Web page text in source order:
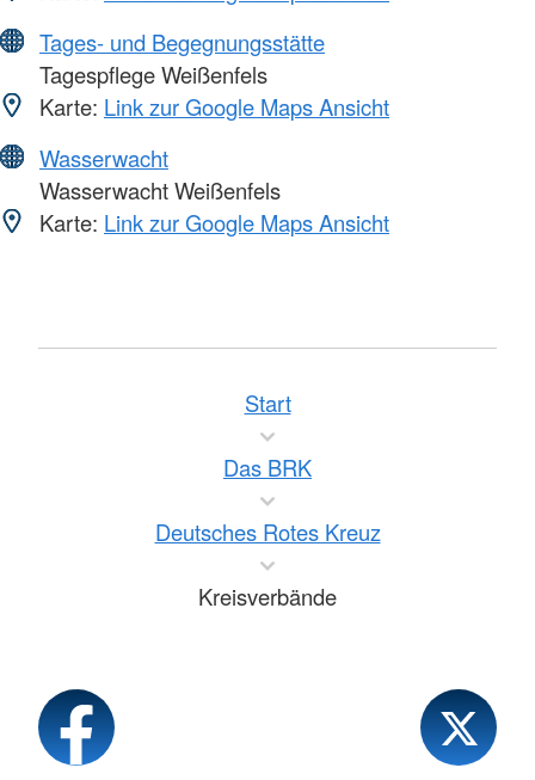
Tages- und Begegnungsstätte
Tagespflege Weißenfels
Karte: Link zur Google Maps Ansicht
Wasserwacht
Wasserwacht Weißenfels
Karte: Link zur Google Maps Ansicht
Start
Das BRK
Deutsches Rotes Kreuz
Kreisverbände